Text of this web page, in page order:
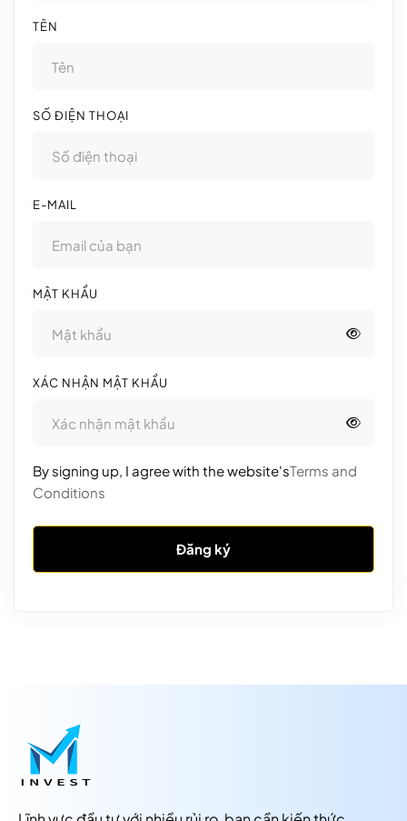
TÊN
SỐ ĐIỆN THOẠI
E-MAIL
MẬT KHẨU
XÁC NHẬN MẬT KHẨU
By signing up, I agree with the website'sTerms and
Conditions
Đăng ký